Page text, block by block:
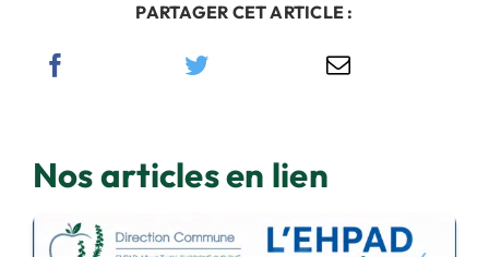
PARTAGER CET ARTICLE :
Nos articles en lien